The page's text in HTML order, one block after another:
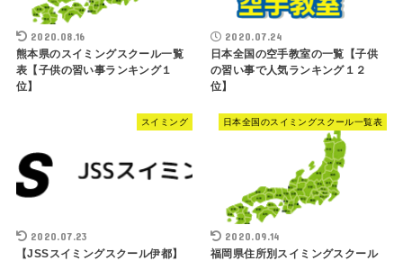
2020.08.16
熊本県のスイミングスクール一覧
表【子供の習い事ランキング１
位】
2020.07.24
日本全国の空手教室の一覧【子供
の習い事で人気ランキング１２
位】
スイミング
2020.07.23
【JSSスイミングスクール伊都】
日本全国のスイミングスクール一覧表
2020.09.14
福岡県住所別スイミングスクール